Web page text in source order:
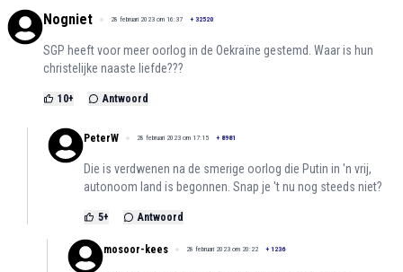
Nogniet 28 februari 2023 om 16:37 + 32520
SGP heeft voor meer oorlog in de Oekraïne gestemd. Waar is hun
christelijke naaste liefde???
10+ Antwoord
PeterW 28 februari 2023 om 17:15 + 8981
Die is verdwenen na de smerige oorlog die Putin in 'n vrij,
autonoom land is begonnen. Snap je 't nu nog steeds niet?
5+ Antwoord
mosoor-kees 28 februari 2023 om 20:22 + 1236